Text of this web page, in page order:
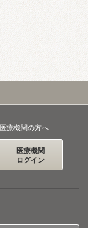
医療機関の方へ
医療機関
ログイン